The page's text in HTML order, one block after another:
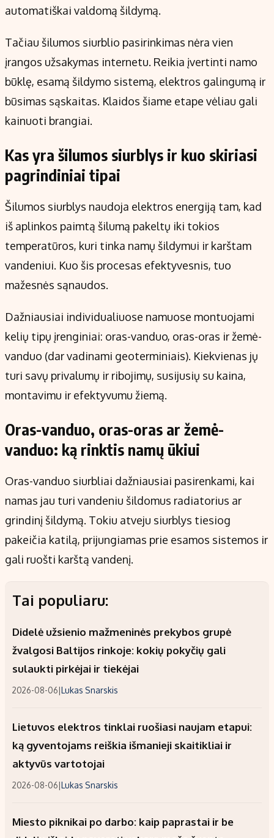
automatiškai valdomą šildymą.
Tačiau šilumos siurblio pasirinkimas nėra vien
įrangos užsakymas internetu. Reikia įvertinti namo
būklę, esamą šildymo sistemą, elektros galingumą ir
būsimas sąskaitas. Klaidos šiame etape vėliau gali
kainuoti brangiai.
Kas yra šilumos siurblys ir kuo skiriasi
pagrindiniai tipai
Šilumos siurblys naudoja elektros energiją tam, kad
iš aplinkos paimtą šilumą pakeltų iki tokios
temperatūros, kuri tinka namų šildymui ir karštam
vandeniui. Kuo šis procesas efektyvesnis, tuo
mažesnės sąnaudos.
Dažniausiai individualiuose namuose montuojami
kelių tipų įrenginiai: oras-vanduo, oras-oras ir žemė-
vanduo (dar vadinami geoterminiais). Kiekvienas jų
turi savų privalumų ir ribojimų, susijusių su kaina,
montavimu ir efektyvumu žiemą.
Oras-vanduo, oras-oras ar žemė-
vanduo: ką rinktis namų ūkiui
Oras-vanduo siurbliai dažniausiai pasirenkami, kai
namas jau turi vandeniu šildomus radiatorius ar
grindinį šildymą. Tokiu atveju siurblys tiesiog
pakeičia katilą, prijungiamas prie esamos sistemos ir
gali ruošti karštą vandenį.
Tai populiaru:
Didelė užsienio mažmeninės prekybos grupė
žvalgosi Baltijos rinkoje: kokių pokyčių gali
sulaukti pirkėjai ir tiekėjai
2026-08-06 Lukas Snarskis
Lietuvos elektros tinklai ruošiasi naujam etapui:
ką gyventojams reiškia išmanieji skaitikliai ir
aktyvūs vartotojai
2026-08-06 Lukas Snarskis
Miesto piknikai po darbo: kaip paprastai ir be